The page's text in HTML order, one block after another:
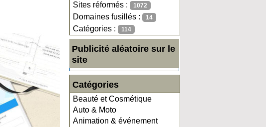
Sites réformés : 1072
Domaines fusillés : 14
Catégories : 114
Publicité aléatoire sur le
site
Catégories
Beauté et Cosmétique
Auto & Moto
Animation & événement